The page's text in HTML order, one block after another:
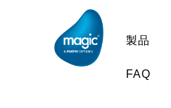
製品
FAQ